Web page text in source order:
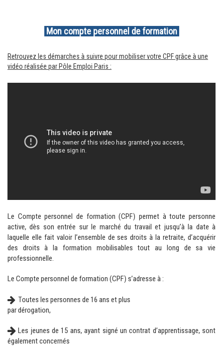
Mon compte personnel de formation
Retrouvez les démarches à suivre pour mobiliser votre CPF grâce à une
vidéo réalisée par Pôle Emploi Paris :
Le Compte personnel de formation (CPF) permet à toute personne
active, dès son entrée sur le marché du travail et jusqu’à la date à
laquelle elle fait valoir l’ensemble de ses droits à la retraite, d’acquérir
des droits à la formation mobilisables tout au long de sa vie
professionnelle.
Le Compte personnel de formation (CPF) s’adresse à :
Toutes les personnes de 16 ans et plus
par dérogation,
Les jeunes de 15 ans, ayant signé un contrat d’apprentissage, sont
également concernés